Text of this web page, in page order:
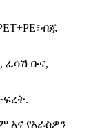
ፈሳሽ ቡና,
እና የእራስዎን